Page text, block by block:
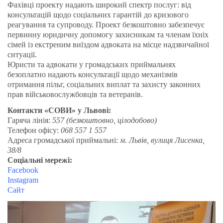
Фахівці проекту надають широкий спектр послуг: від
консультацій щодо соціальних гарантій до кризового
реагування та супроводу. Проект безкоштовно забезпечує
первинну юридичну допомогу захисникам та членам їхніх
сімей із екстреним виїздом адвоката на місце надзвичайної
ситуації.
Юристи та адвокати у громадських приймальнях
безоплатно надають консультації щодо механізмів
отримання пільг, соціальних виплат та захисту законних
прав військовослужбовців та ветеранів.
Контакти «СОВИ» у Львові:
Гаряча лінія: 557 (безкоштовно, цілодобово)
Телефон офісу: 068 557 1 557
Адреса громадської приймальні: м. Львів, вулиця Лисенка,
38/8
Соціальні мережі:
Facebook
Instagram
Сайт